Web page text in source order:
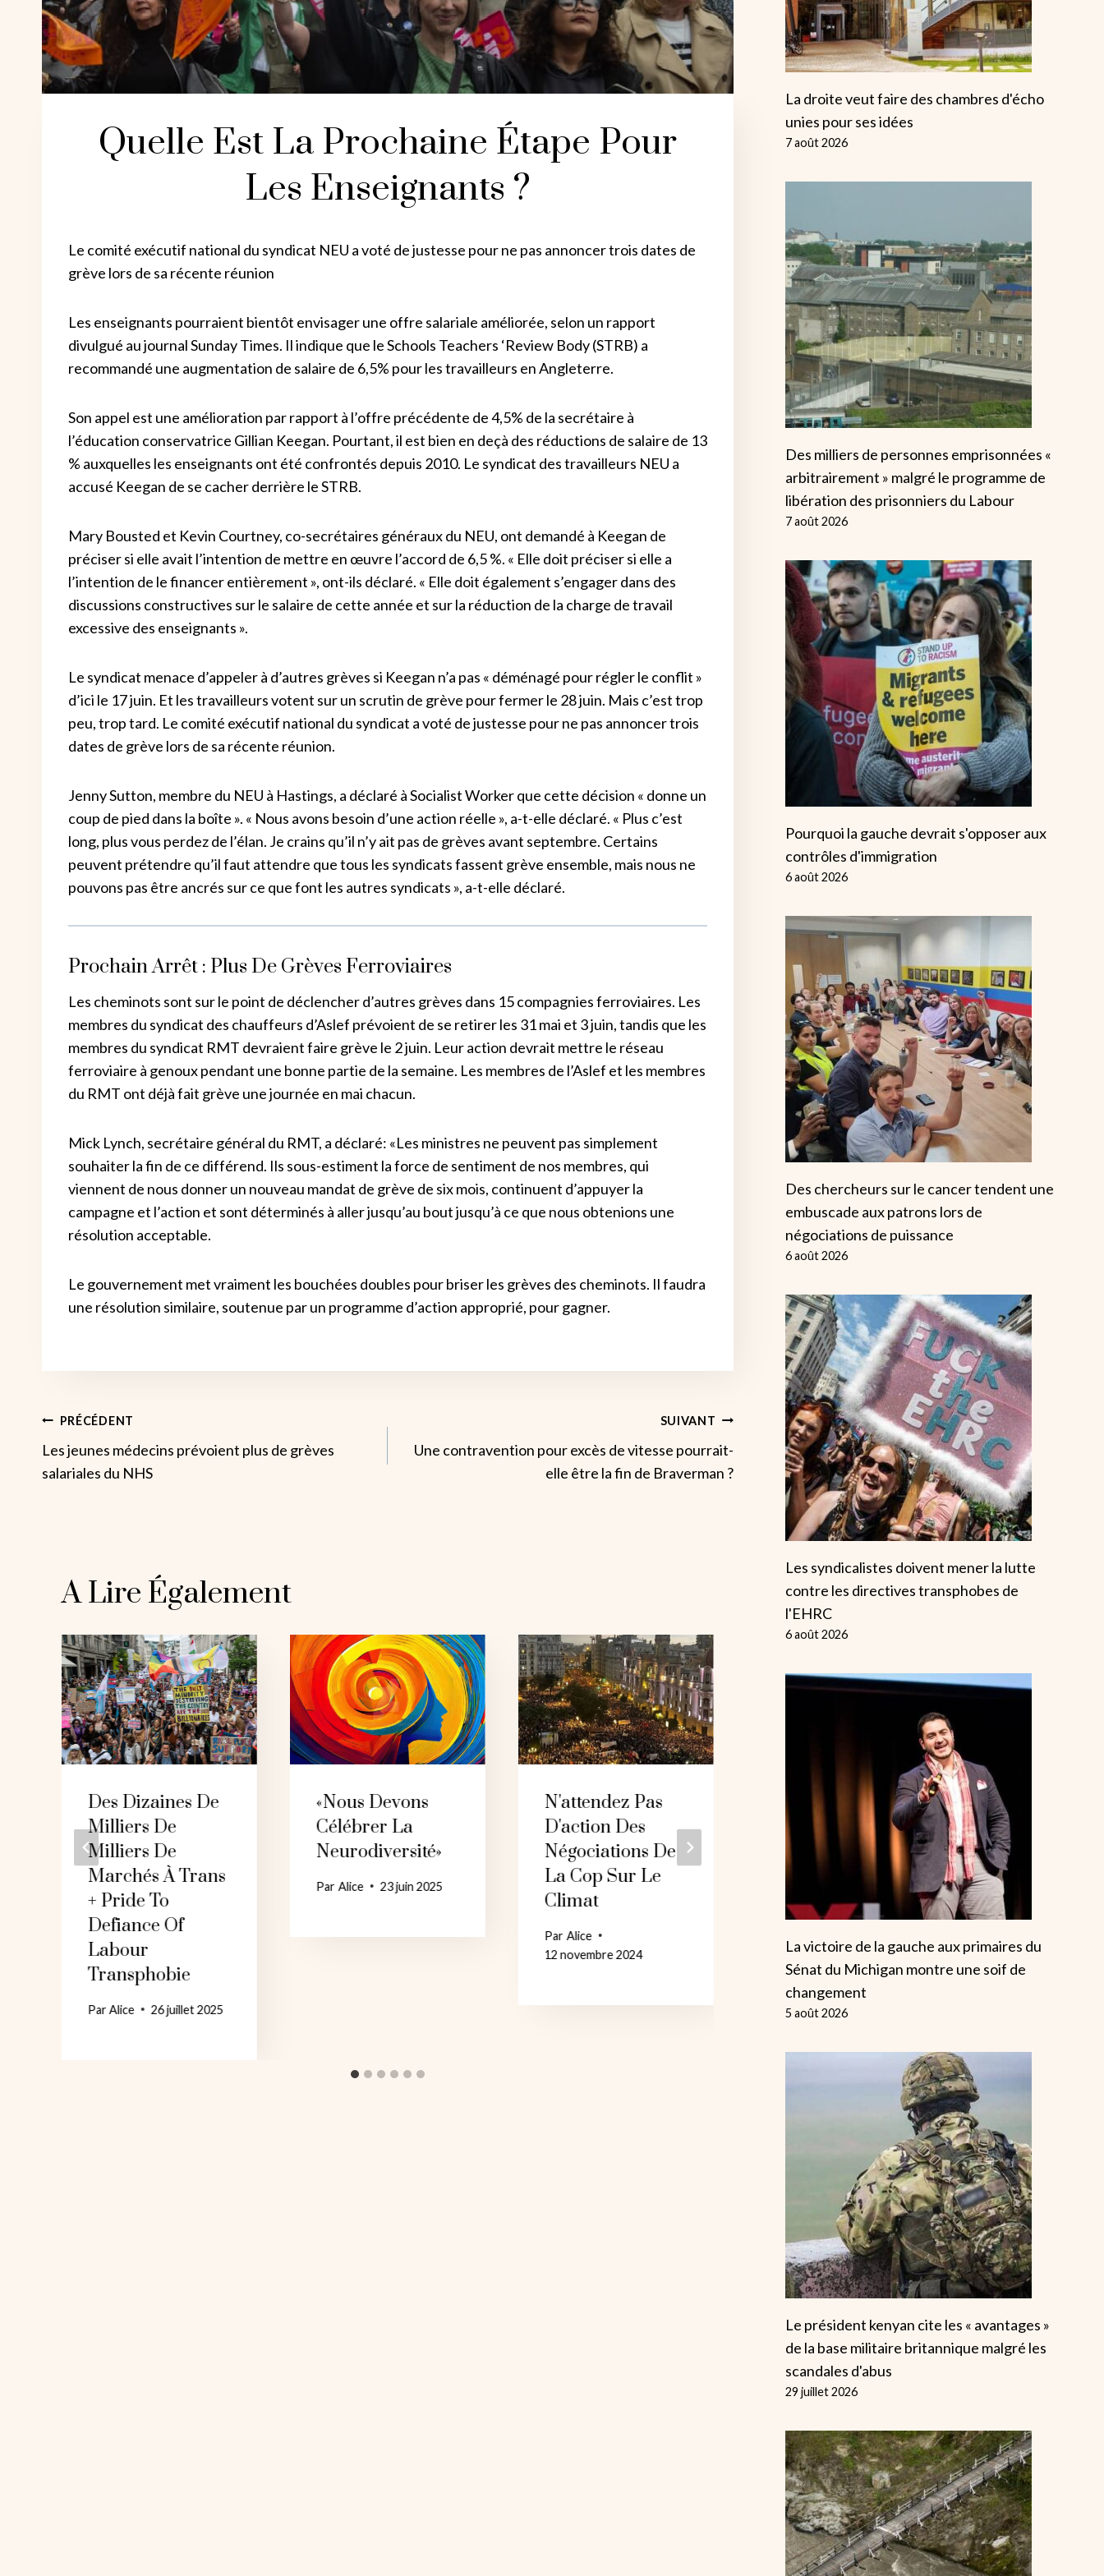
Quelle Est La Prochaine Étape Pour
Les Enseignants ?
Le comité exécutif national du syndicat NEU a voté de justesse pour ne pas annoncer trois dates de
grève lors de sa récente réunion
Les enseignants pourraient bientôt envisager une offre salariale améliorée, selon un rapport
divulgué au journal Sunday Times. Il indique que le Schools Teachers ‘Review Body (STRB) a
recommandé une augmentation de salaire de 6,5% pour les travailleurs en Angleterre.
Son appel est une amélioration par rapport à l’offre précédente de 4,5% de la secrétaire à
l’éducation conservatrice Gillian Keegan. Pourtant, il est bien en deçà des réductions de salaire de 13
% auxquelles les enseignants ont été confrontés depuis 2010. Le syndicat des travailleurs NEU a
accusé Keegan de se cacher derrière le STRB.
Mary Bousted et Kevin Courtney, co-secrétaires généraux du NEU, ont demandé à Keegan de
préciser si elle avait l’intention de mettre en œuvre l’accord de 6,5 %. « Elle doit préciser si elle a
l’intention de le financer entièrement », ont-ils déclaré. « Elle doit également s’engager dans des
discussions constructives sur le salaire de cette année et sur la réduction de la charge de travail
excessive des enseignants ».
Le syndicat menace d’appeler à d’autres grèves si Keegan n’a pas « déménagé pour régler le conflit »
d’ici le 17 juin. Et les travailleurs votent sur un scrutin de grève pour fermer le 28 juin. Mais c’est trop
peu, trop tard. Le comité exécutif national du syndicat a voté de justesse pour ne pas annoncer trois
dates de grève lors de sa récente réunion.
Jenny Sutton, membre du NEU à Hastings, a déclaré à Socialist Worker que cette décision « donne un
coup de pied dans la boîte ». « Nous avons besoin d’une action réelle », a-t-elle déclaré. « Plus c’est
long, plus vous perdez de l’élan. Je crains qu’il n’y ait pas de grèves avant septembre. Certains
peuvent prétendre qu’il faut attendre que tous les syndicats fassent grève ensemble, mais nous ne
pouvons pas être ancrés sur ce que font les autres syndicats », a-t-elle déclaré.
Prochain Arrêt : Plus De Grèves Ferroviaires
Les cheminots sont sur le point de déclencher d’autres grèves dans 15 compagnies ferroviaires. Les
membres du syndicat des chauffeurs d’Aslef prévoient de se retirer les 31 mai et 3 juin, tandis que les
membres du syndicat RMT devraient faire grève le 2 juin. Leur action devrait mettre le réseau
ferroviaire à genoux pendant une bonne partie de la semaine. Les membres de l’Aslef et les membres
du RMT ont déjà fait grève une journée en mai chacun.
Mick Lynch, secrétaire général du RMT, a déclaré: «Les ministres ne peuvent pas simplement
souhaiter la fin de ce différend. Ils sous-estiment la force de sentiment de nos membres, qui
viennent de nous donner un nouveau mandat de grève de six mois, continuent d’appuyer la
campagne et l’action et sont déterminés à aller jusqu’au bout jusqu’à ce que nous obtenions une
résolution acceptable.
Le gouvernement met vraiment les bouchées doubles pour briser les grèves des cheminots. Il faudra
une résolution similaire, soutenue par un programme d’action approprié, pour gagner.
Navigation
De
PRÉCÉDENT
Les jeunes médecins prévoient plus de grèves
salariales du NHS
SUIVANT
Une contravention pour excès de vitesse pourrait-
elle être la fin de Braverman ?
A Lire Également
Des Dizaines De
Milliers De
Milliers De
Marchés À Trans
+ Pride To
Defiance Of
Labour
Transphobie
ParAlice 26 juillet 2025
«Nous Devons
Célébrer La
Neurodiversité»
ParAlice 23 juin 2025
N'attendez Pas
D'action Des
Négociations De
La Cop Sur Le
Climat
ParAlice
12 novembre 2024
Trump Est L’ami
Des Marchés –
Pour L’instant
27 novembre 2024
Un Rapport
Accablant
L'ampleur
Sexisme
Sport
La droite veut faire des chambres d'écho
unies pour ses idées
7 août 2026
Des milliers de personnes emprisonnées «
arbitrairement » malgré le programme de
libération des prisonniers du Labour
7 août 2026
Pourquoi la gauche devrait s'opposer aux
contrôles d'immigration
6 août 2026
Des chercheurs sur le cancer tendent une
embuscade aux patrons lors de
négociations de puissance
6 août 2026
Les syndicalistes doivent mener la lutte
contre les directives transphobes de
l'EHRC
6 août 2026
La victoire de la gauche aux primaires du
Sénat du Michigan montre une soif de
changement
5 août 2026
Le président kenyan cite les « avantages »
de la base militaire britannique malgré les
scandales d'abus
29 juillet 2026